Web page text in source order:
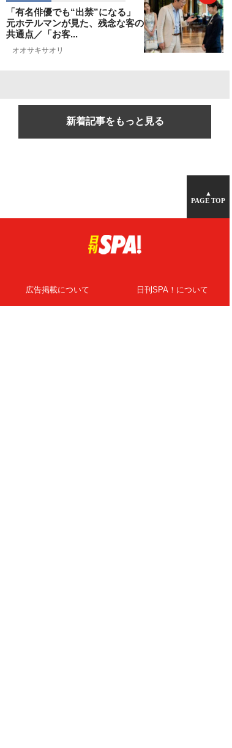
「有名俳優でも“出禁”になる」
元ホテルマンが見た、残念な客の
共通点／「お客...
オオサキサオリ
新着記事をもっと見る
▲
PAGE TOP
広告掲載について 日刊SPA！について